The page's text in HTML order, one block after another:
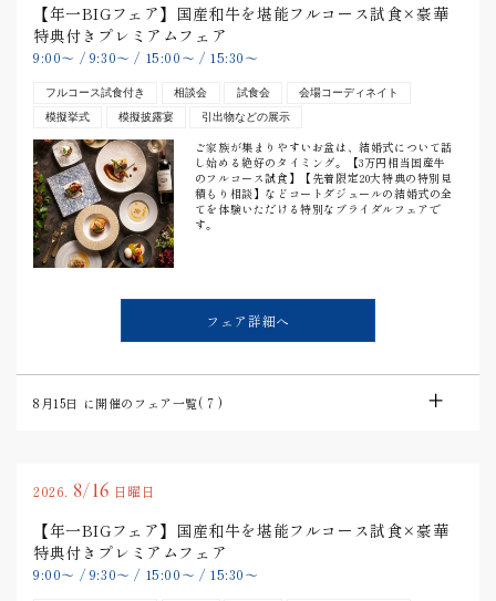
【年一BIGフェア】国産和牛を堪能フルコース試食×豪華
特典付きプレミアムフェア
9:00〜 / 9:30〜 / 15:00〜 / 15:30〜
フルコース試食付き 相談会 試食会
会場コーディネイト
模擬挙式
模擬披露宴 引出物などの展示
ご家族が集まりやすいお盆は、結婚式について話
し始める絶好のタイミング。【3万円相当国産牛
のフルコース試食】【先着限定20大特典の特別見
積もり相談】などコートダジュールの結婚式の全
てを体験いただける特別なブライダルフェアで
す。
フェア詳細へ
8月15日 に開催のフェア一覧(7 )
2026. 8/16 日曜日
【年一BIGフェア】国産和牛を堪能フルコース試食×豪華
特典付きプレミアムフェア
9:00〜 / 9:30〜 / 15:00〜 / 15:30〜